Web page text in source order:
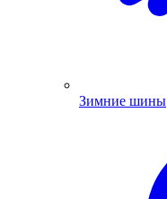
Зимние шины